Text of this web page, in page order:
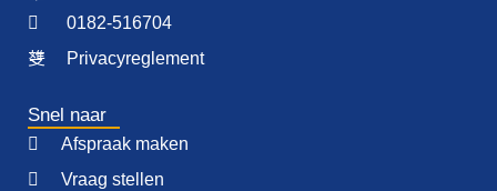
0182-516704
Privacyreglement
Snel naar
Afspraak maken
Vraag stellen